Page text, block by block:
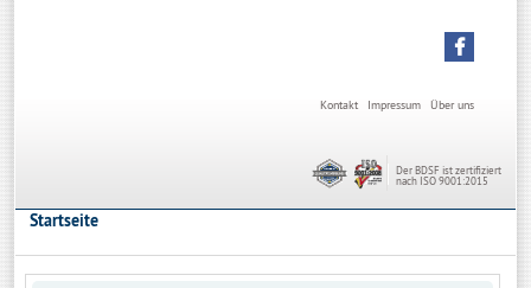
Über uns
Impressum
Kontakt
Der BDSF ist zertifiziert
nach ISO 9001:2015
Startseite